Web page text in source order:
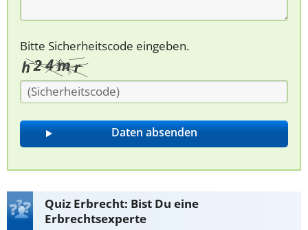
Bitte Sicherheitscode eingeben.
Quiz Erbrecht: Bist Du eine
Erbrechtsexperte